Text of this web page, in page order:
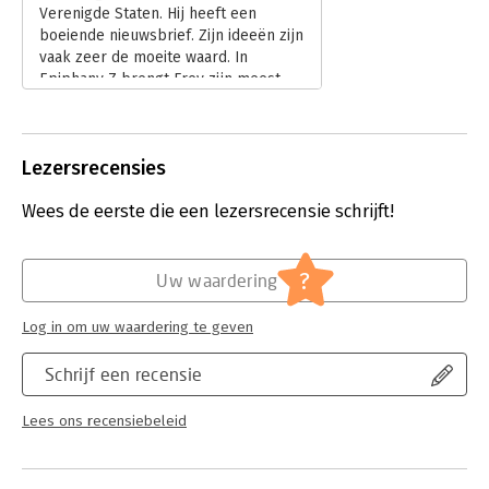
Verenigde Staten. Hij heeft een
boeiende nieuwsbrief. Zijn ideeën zijn
vaak zeer de moeite waard. In
Epiphany Z brengt Frey zijn meest
Lezersrecensies
Wees de eerste die een lezersrecensie schrijft!
Schrijf een recensie
Lees ons recensiebeleid
Uw waardering ?
Log in om uw waardering te geven